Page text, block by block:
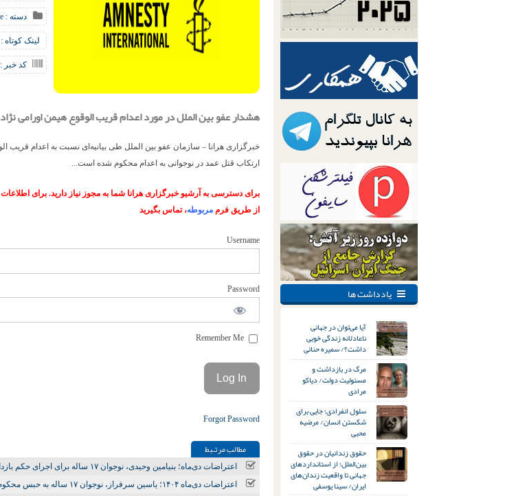
دسته :
لینک کوتاه :
کد خبر : 9501061119
هشدار عفو بین الملل در مورد اعدام قریب الوقوع هیمن اورامی نژاد
خبرگزاری هرانا – سازمان عفو بین الملل طی بیانیه‌ای نسبت به اعدام قریب
ارتکاب قتل عمد در نوجوانی به اعدام محکوم شده است...
برای دسترسی به آرشیو خبرگزاری هرانا شما به مجوز نیاز دارید. برای
از طریق فرم مربوطه، تماس بگیرید
Username
Password
Forgot Password
مطالب مرتـبط
اعتراضات دی‌ماه؛ بنیامین وحیدی، نوجوان ۱۷ ساله برای اجرای حکم بازداشت شد
اعتراضات دی‌ماه ۱۴۰۴؛ یاسین سرفراز، نوجوان ۱۷ ساله به حبس محکوم شد
یادداشت ها
آیا می‌توان در جهانی
ناعادلانه زندگی خوبی
داشت؟/ سمیره حنائی
مرگ در بازداشت و
مسئولیت دولت/ دیاکو
مرادی
سلول انفرادی؛ جایی برای
شکستن انسان/ مرضیه
محبی
حقوق زندانیان در حقوق
بین‌الملل؛ از استانداردهای
جهانی تا واقعیت زندان‌های
ایران/ سینا یوسفی